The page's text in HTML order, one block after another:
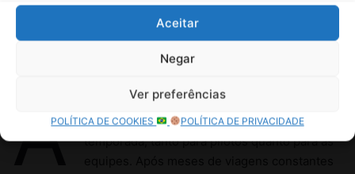
Aceitar
Negar
Ver preferências
POLÍTICA DE COOKIES POLÍTICA DE PRIVACIDADE